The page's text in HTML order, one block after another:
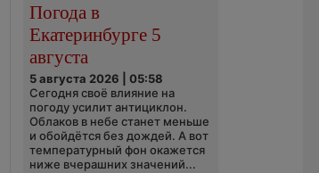
Погода в
Екатеринбурге 5
августа
5 августа 2026 | 05:58
Сегодня своё влияние на
погоду усилит антициклон.
Облаков в небе станет меньше
и обойдётся без дождей. А вот
температурный фон окажется
ниже вчерашних значений...